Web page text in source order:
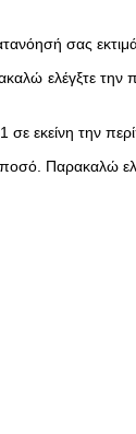
σας
ελέγξτε την
εκείνη την
Παρακαλώ